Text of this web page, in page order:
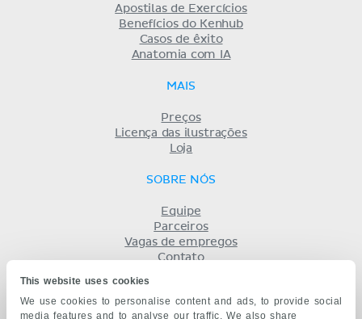
This website uses cookies
We use cookies to personalise content and ads, to provide social
media features and to analyse our traffic. We also share
Apostilas de Exercícios
Benefícios do Kenhub
Casos de êxito
Anatomia com IA
MAIS
Preços
Licença das ilustrações
Loja
SOBRE NÓS
Equipe
Parceiros
Vagas de empregos
Contato
Privacidade